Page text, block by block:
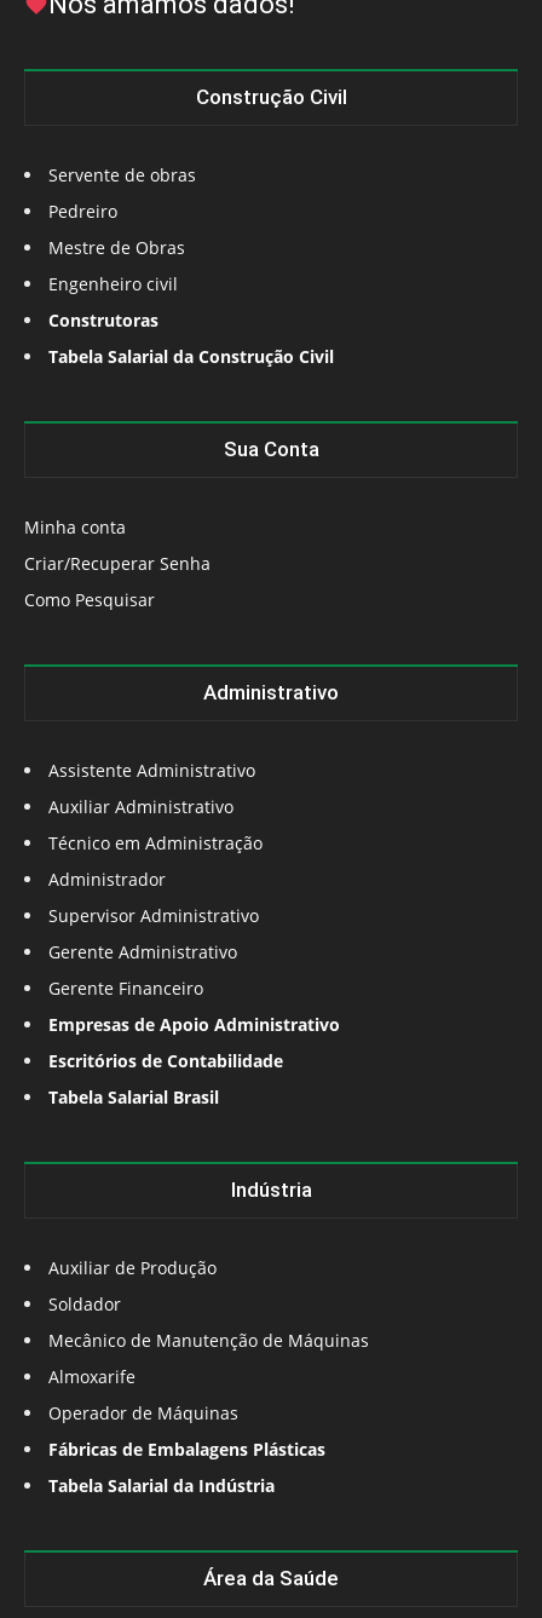
Construção Civil
Servente de obras
Pedreiro
Mestre de Obras
Engenheiro civil
Construtoras
Tabela Salarial da Construção Civil
Sua Conta
Minha conta
Criar/Recuperar Senha
Como Pesquisar
Administrativo
Assistente Administrativo
Auxiliar Administrativo
Técnico em Administração
Administrador
Supervisor Administrativo
Gerente Administrativo
Gerente Financeiro
Empresas de Apoio Administrativo
Escritórios de Contabilidade
Tabela Salarial Brasil
Indústria
Auxiliar de Produção
Soldador
Mecânico de Manutenção de Máquinas
Almoxarife
Operador de Máquinas
Fábricas de Embalagens Plásticas
Tabela Salarial da Indústria
Área da Saúde